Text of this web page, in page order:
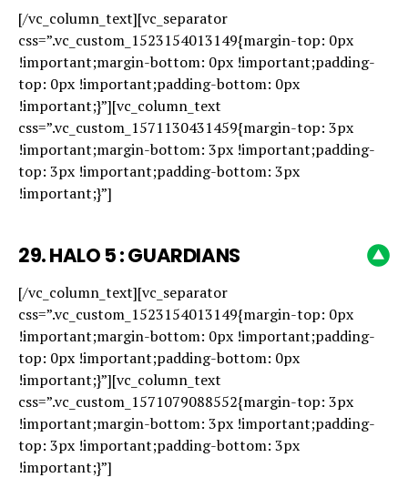
[/vc_column_text][vc_separator
css=”.vc_custom_1523154013149{margin-top: 0px
!important;margin-bottom: 0px !important;padding-
top: 0px !important;padding-bottom: 0px
!important;}”][vc_column_text
css=”.vc_custom_1571130431459{margin-top: 3px
!important;margin-bottom: 3px !important;padding-
top: 3px !important;padding-bottom: 3px
!important;}”]
29.HALO 5 : GUARDIANS
[/vc_column_text][vc_separator
css=”.vc_custom_1523154013149{margin-top: 0px
!important;margin-bottom: 0px !important;padding-
top: 0px !important;padding-bottom: 0px
!important;}”][vc_column_text
css=”.vc_custom_1571079088552{margin-top: 3px
!important;margin-bottom: 3px !important;padding-
top: 3px !important;padding-bottom: 3px
!important;}”]